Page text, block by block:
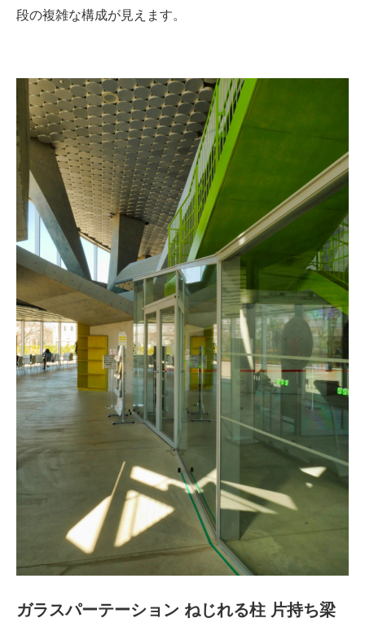
段の複雑な構成が見えます。
ガラスパーテーション ねじれる柱 片持ち梁